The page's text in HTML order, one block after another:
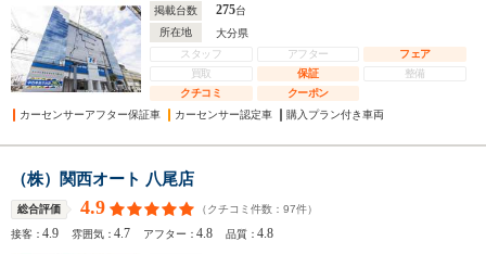
掲載台数 275台
所在地
大分県
スタッフ
アフター
フェア
買取
保証
整備
クチコミ
クーポン
カーセンサーアフター保証車
カーセンサー認定車 購入プラン付き車両
（株）関西オート 八尾店
総合評価 4.9 （クチコミ件数： 97件）
接客：4.9 雰囲気：4.7 アフター：4.8 品質：4.8